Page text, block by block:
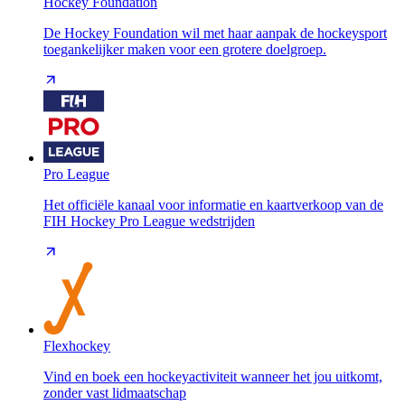
De Hockey Foundation wil met haar aanpak de hockeysport
toegankelijker maken voor een grotere doelgroep.
Pro League
Het officiële kanaal voor informatie en kaartverkoop van de
FIH Hockey Pro League wedstrijden
Flexhockey
Vind en boek een hockeyactiviteit wanneer het jou uitkomt,
zonder vast lidmaatschap